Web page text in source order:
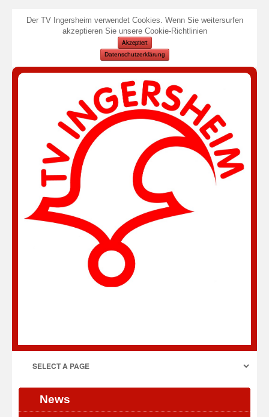
Der TV Ingersheim verwendet Cookies. Wenn Sie weitersurfen
akzeptieren Sie unsere Cookie-Richtlinien
Akzeptiert
Datenschutzerklärung
News